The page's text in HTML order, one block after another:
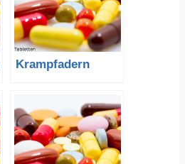
Krampfadern